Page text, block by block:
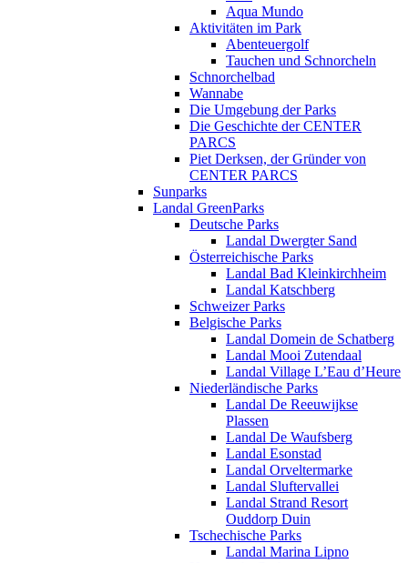
Aqua Mundo
Aktivitäten im Park
Abenteuergolf
Tauchen und Schnorcheln
Schnorchelbad
Wannabe
Die Umgebung der Parks
Die Geschichte der CENTER
PARCS
Piet Derksen, der Gründer von
CENTER PARCS
Sunparks
Landal GreenParks
Deutsche Parks
Landal Dwergter Sand
Österreichische Parks
Landal Bad Kleinkirchheim
Landal Katschberg
Schweizer Parks
Belgische Parks
Landal Domein de Schatberg
Landal Mooi Zutendaal
Landal Village L’Eau d’Heure
Niederländische Parks
Landal De Reeuwijkse
Plassen
Landal De Waufsberg
Landal Esonstad
Landal Orveltermarke
Landal Sluftervallei
Landal Strand Resort
Ouddorp Duin
Tschechische Parks
Landal Marina Lipno